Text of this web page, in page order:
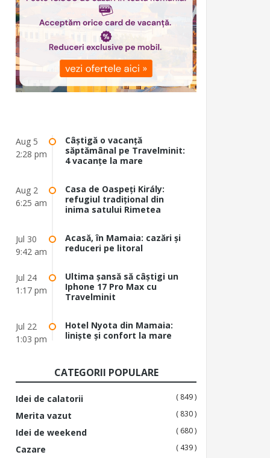
Aug 5
2:28 pm
Câștigă o vacanță
săptămânal pe Travelminit:
4 vacanțe la mare
Aug 2
6:25 am
Casa de Oaspeți Király:
refugiul tradițional din
inima satului Rimetea
Jul 30
9:42 am
Acasă, în Mamaia: cazări și
reduceri pe litoral
Jul 24
1:17 pm
Ultima șansă să câștigi un
Iphone 17 Pro Max cu
Travelminit
Jul 22
1:03 pm
Hotel Nyota din Mamaia:
liniște și confort la mare
CATEGORII POPULARE
Idei de calatorii ( 849 )
Merita vazut ( 830 )
Idei de weekend ( 680 )
Cazare ( 439 )